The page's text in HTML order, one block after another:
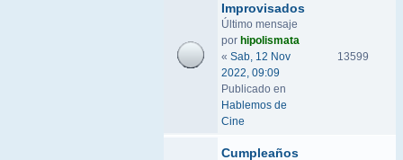
Improvisados
Último mensaje
por hipolismata
« Sab, 12 Nov
2022, 09:09
Publicado en
Hablemos de
Cine
13599
Cumpleaños